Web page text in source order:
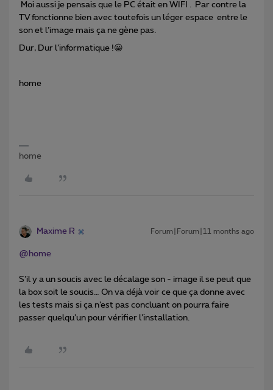
Moi aussi je pensais que le PC était en WIFI . Par contre la
TV fonctionne bien avec toutefois un léger espace entre le
son et l’image mais ça ne gène pas.
Dur, Dur l’informatique !😀
home
home
Maxime R Forum|Forum|11 months ago
@home
S’il y a un soucis avec le décalage son - image il se peut que
la box soit le soucis… On va déjà voir ce que ça donne avec
les tests mais si ça n’est pas concluant on pourra faire
passer quelqu’un pour vérifier l’installation.